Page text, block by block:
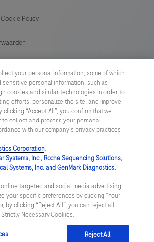
Policy
Nederland B.V.
informatie over producten die zijn bedoeld
en kan productdetails of andere
die niet van toepassing of niet geldig is in uw
dat wij geen enkele verantwoordelijkheid
van deze informatie die mogelijk niet
is met enige geldende juridische procedures,
registraties of gebruik in uw land van
your personal information, some of which
sensitive personal information, such as
cookies and similar technologies in order to
efforts, personalize the site, and improve
clicking “Accept All”, you confirm that we
to collect and process your personal
with our company's privacy practices
Corporation.
Systems, Inc., Roche Sequencing Solutions,
Systems, Inc. and GenMark Diagnostics,
targeted and social media advertising.
your specific preferences by clicking “Your
by clicking “Reject All”, you can reject all
Necessary Cookies.
Reject All